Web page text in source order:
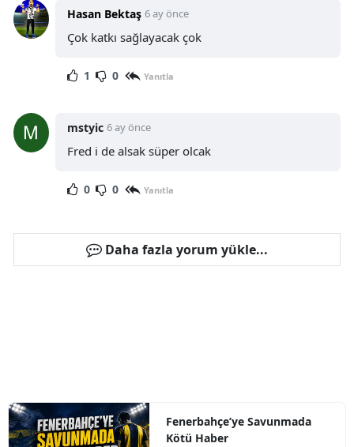
Hasan Bektaş 6 ay önce
Çok katkı sağlayacak çok
1 0 Yanıtla
mstyic 6 ay önce
Fred i de alsak süper olcak
0 0 Yanıtla
Daha fazla yorum yükle...
Fenerbahçe’ye Savunmada
Kötü Haber